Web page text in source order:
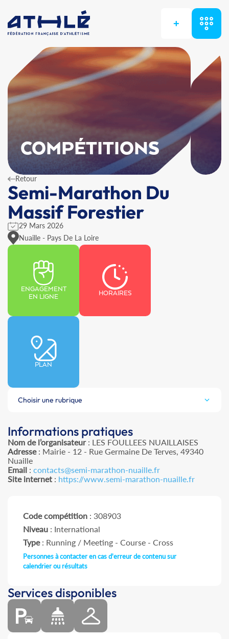
+
COMPÉTITIONS
Retour
Semi-Marathon Du
Massif Forestier
29 Mars 2026
Nuaille - Pays De La Loire
ENGAGEMENT
EN LIGNE
HORAIRES
PLAN
Choisir une rubrique
Informations pratiques
Nom de l’organisateur: LES FOULLEES NUAILLAISES
Adresse: Mairie - 12 - Rue Germaine De Terves, 49340
Nuaille
Email : contacts@semi-marathon-nuaille.fr
Site internet : https://www.semi-marathon-nuaille.fr
Code compétition : 308903
Niveau : International
Type: Running / Meeting - Course - Cross
Personnes à contacter en cas d'erreur de contenu sur
calendrier ou résultats
Services disponibles